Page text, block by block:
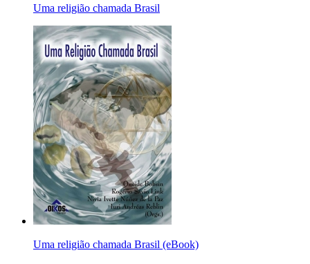
Uma religião chamada Brasil
Uma religião chamada Brasil (eBook)